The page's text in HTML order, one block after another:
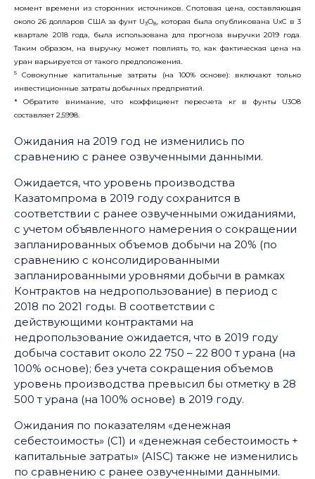
момент времени из сторонних источников. Спотовая цена, составляющая
около 26 долларов США за фунт U3O8, которая была опубликована UxC в 3
квартале 2018 года, была использована для прогноза выручки 2019 года.
Таким образом, на выручку может повлиять то, как фактическая цена на
уран варьируется от такого предположения.
5
Совокупные капитальные затраты (на 100% основе): включают только
инвестиционные затраты добычных предприятий.
* Обратите внимание, что коэффициент пересчета кг в фунты U3O8
составляет 2,5998.
Ожидания на 2019 год не изменились по
сравнению с ранее озвученными данными.
Ожидается, что уровень производства
Казатомпрома в 2019 году сохранится в
соответствии с ранее озвученными ожиданиями,
с учетом объявленного намерения о сокращении
запланированных объемов добычи на 20% (по
сравнению с консолидированными
запланированными уровнями добычи в рамках
Контрактов на недропользование) в период с
2018 по 2021 годы. В соответствии с
действующими контрактами на
недропользование ожидается, что в 2019 году
добыча составит около 22 750 – 22 800 т урана (на
100% основе); без учета сокращения объемов
уровень производства превысил бы отметку в 28
500 т урана (на 100% основе) в 2019 году.
Ожидания по показателям «денежная
себестоимость» (С1) и «денежная себестоимость +
капитальные затраты» (AISC) также не изменились
по сравнению с ранее озвученными данными.